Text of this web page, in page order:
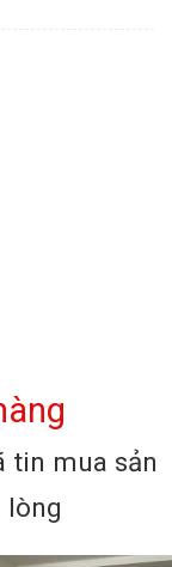
tin mua sản
lòng